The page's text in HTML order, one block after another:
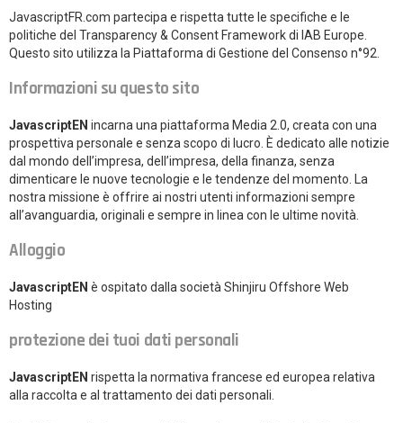
JavascriptFR.com partecipa e rispetta tutte le specifiche e le
politiche del Transparency & Consent Framework di IAB Europe.
Questo sito utilizza la Piattaforma di Gestione del Consenso n°92.
Informazioni su questo sito
JavascriptEN incarna una piattaforma Media 2.0, creata con una
prospettiva personale e senza scopo di lucro. È dedicato alle notizie
dal mondo dell’impresa, dell’impresa, della finanza, senza
dimenticare le nuove tecnologie e le tendenze del momento. La
nostra missione è offrire ai nostri utenti informazioni sempre
all’avanguardia, originali e sempre in linea con le ultime novità.
Alloggio
JavascriptEN è ospitato dalla società Shinjiru Offshore Web
Hosting
protezione dei tuoi dati personali
JavascriptEN rispetta la normativa francese ed europea relativa
alla raccolta e al trattamento dei dati personali.